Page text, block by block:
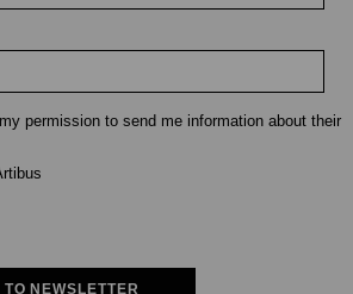
permission to send me information about their
NEWSLETTER